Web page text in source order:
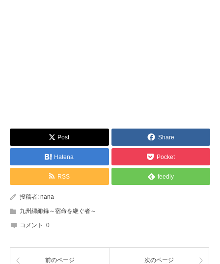
Post Share
Hatena Pocket
RSS feedly
投稿者: nana
九州縹緲録～宿命を継ぐ者～
コメント: 0
前のページ 次のページ